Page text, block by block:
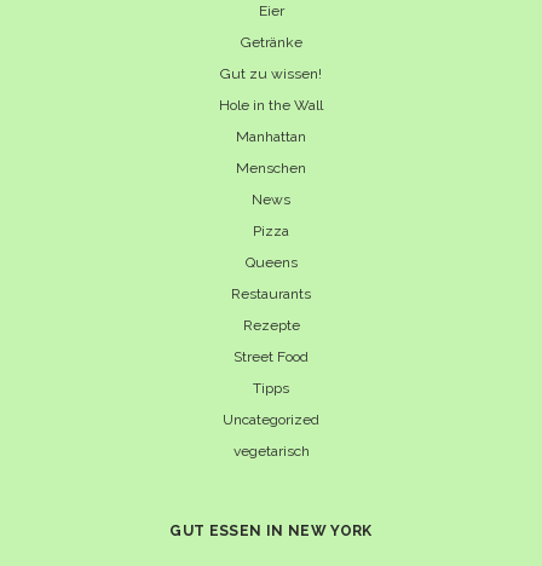
Eier
Getränke
Gut zu wissen!
Hole in the Wall
Manhattan
Menschen
News
Pizza
Queens
Restaurants
Rezepte
Street Food
Tipps
Uncategorized
vegetarisch
GUT ESSEN IN NEW YORK